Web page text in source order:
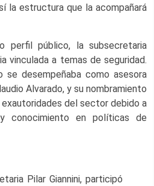
la estructura que la acompañará
perfil público, la subsecretaria
vinculada a temas de seguridad.
desempeñaba como asesora
Alvarado, y su nombramiento
del sector debido a
conocimiento en políticas de
Pilar Giannini, participó